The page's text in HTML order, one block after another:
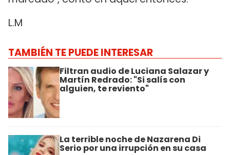
L.M
TAMBIÉN TE PUEDE INTERESAR
Filtran audio de Luciana Salazar y
Martín Redrado: "Si salís con
alguien, te reviento"
La terrible noche de Nazarena Di
Serio por una irrupción en su casa